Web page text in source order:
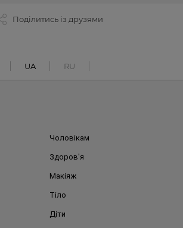
Поділитись із друзями
UA RU
Чоловікам
Здоров'я
Макіяж
Тіло
Діти